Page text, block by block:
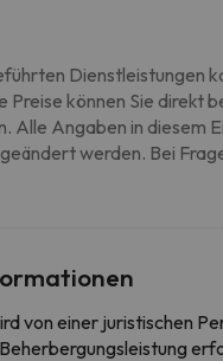
Dienstleistungen
Preise können Sie direkt
Alle Angaben in diesem
werden. Bei
von einer juristischen